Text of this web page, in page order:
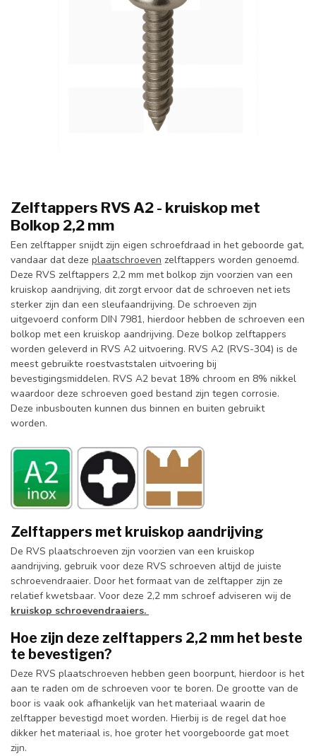
Zelftappers RVS A2 - kruiskop met
Bolkop 2,2 mm
Een zelftapper snijdt zijn eigen schroefdraad in het geboorde gat,
vandaar dat deze plaatschroeven zelftappers worden genoemd.
Deze RVS zelftappers 2,2 mm met bolkop zijn voorzien van een
kruiskop aandrijving, dit zorgt ervoor dat de schroeven net iets
sterker zijn dan een sleufaandrijving. De schroeven zijn
uitgevoerd conform DIN 7981, hierdoor hebben de schroeven een
bolkop met een kruiskop aandrijving. Deze bolkop zelftappers
worden geleverd in RVS A2 uitvoering. RVS A2 (RVS-304) is de
meest gebruikte roestvaststalen uitvoering bij
bevestigingsmiddelen. RVS A2 bevat 18% chroom en 8% nikkel
waardoor deze schroeven goed bestand zijn tegen corrosie.
Deze inbusbouten kunnen dus binnen en buiten gebruikt
worden.
Zelftappers met kruiskop aandrijving
De RVS plaatschroeven zijn voorzien van een kruiskop
aandrijving, gebruik voor deze RVS schroeven altijd de juiste
schroevendraaier. Door het formaat van de zelftapper zijn ze
relatief kwetsbaar. Voor deze 2,2 mm schroef adviseren wij de
kruiskop schroevendraaiers.
Hoe zijn deze zelftappers 2,2 mm het beste
te bevestigen?
Deze RVS plaatschroeven hebben geen boorpunt, hierdoor is het
aan te raden om de schroeven voor te boren. De grootte van de
boor is vaak ook afhankelijk van het materiaal waarin de
zelftapper bevestigd moet worden. Hierbij is de regel dat hoe
dikker het materiaal is, hoe groter het voorgeboorde gat moet
zijn.